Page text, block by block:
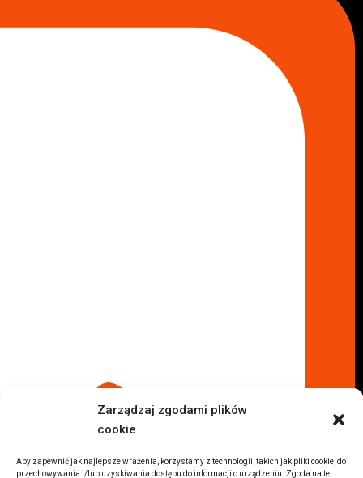
Zarządzaj zgodami plików
cookie
Aby zapewnić jak najlepsze wrażenia, korzystamy z technologii, takich jak pliki cookie, do
przechowywania i/lub uzyskiwania dostępu do informacji o urządzeniu. Zgoda na te
Komis samochodowy Sochaczew
Inne Lokalizacje
Auta z USA Rzeszów